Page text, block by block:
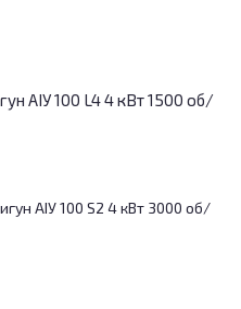
АІУ 100 L4 4 кВт 1500 об/